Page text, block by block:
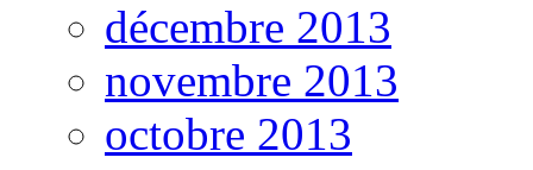
décembre 2013
novembre 2013
octobre 2013